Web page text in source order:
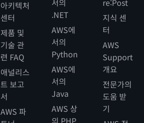
아키텍처
센터
제품 및
기술 관
련 FAQ
애널리스
트 보고
서
AWS 파
서의
.NET
AWS에
서의
Python
AWS에
서의
Java
AWS 상
re:Post
지식 센
터
AWS
Support
개요
전문가의
도움 받
기